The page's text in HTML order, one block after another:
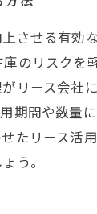
させる有
のリスク
リース会
期間や数
たリース
う。